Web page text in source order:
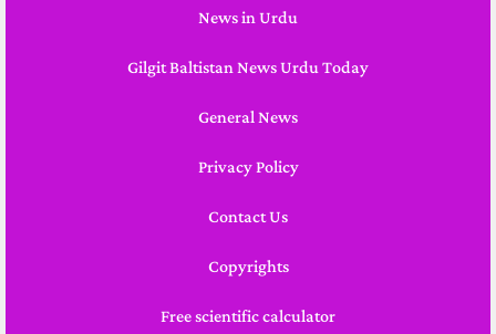
News in Urdu
Gilgit Baltistan News Urdu Today
General News
Privacy Policy
Contact Us
Copyrights
Free scientific calculator